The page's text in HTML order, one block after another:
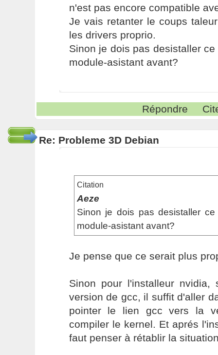
n'est pas encore compatible
Je vais retanter le coups
les drivers proprio.
Sinon je dois pas desistaller
module-asistant avant?
Répondre
Re: Probleme 3D Debian
Citation
Aeze
Sinon je dois pas desistaller
module-asistant avant?
Je pense que ce serait plus
Sinon pour l'installeur
version de gcc, il suffit d'aller
pointer le lien gcc vers la
compiler le kernel. Et aprés
faut penser à rétablir la